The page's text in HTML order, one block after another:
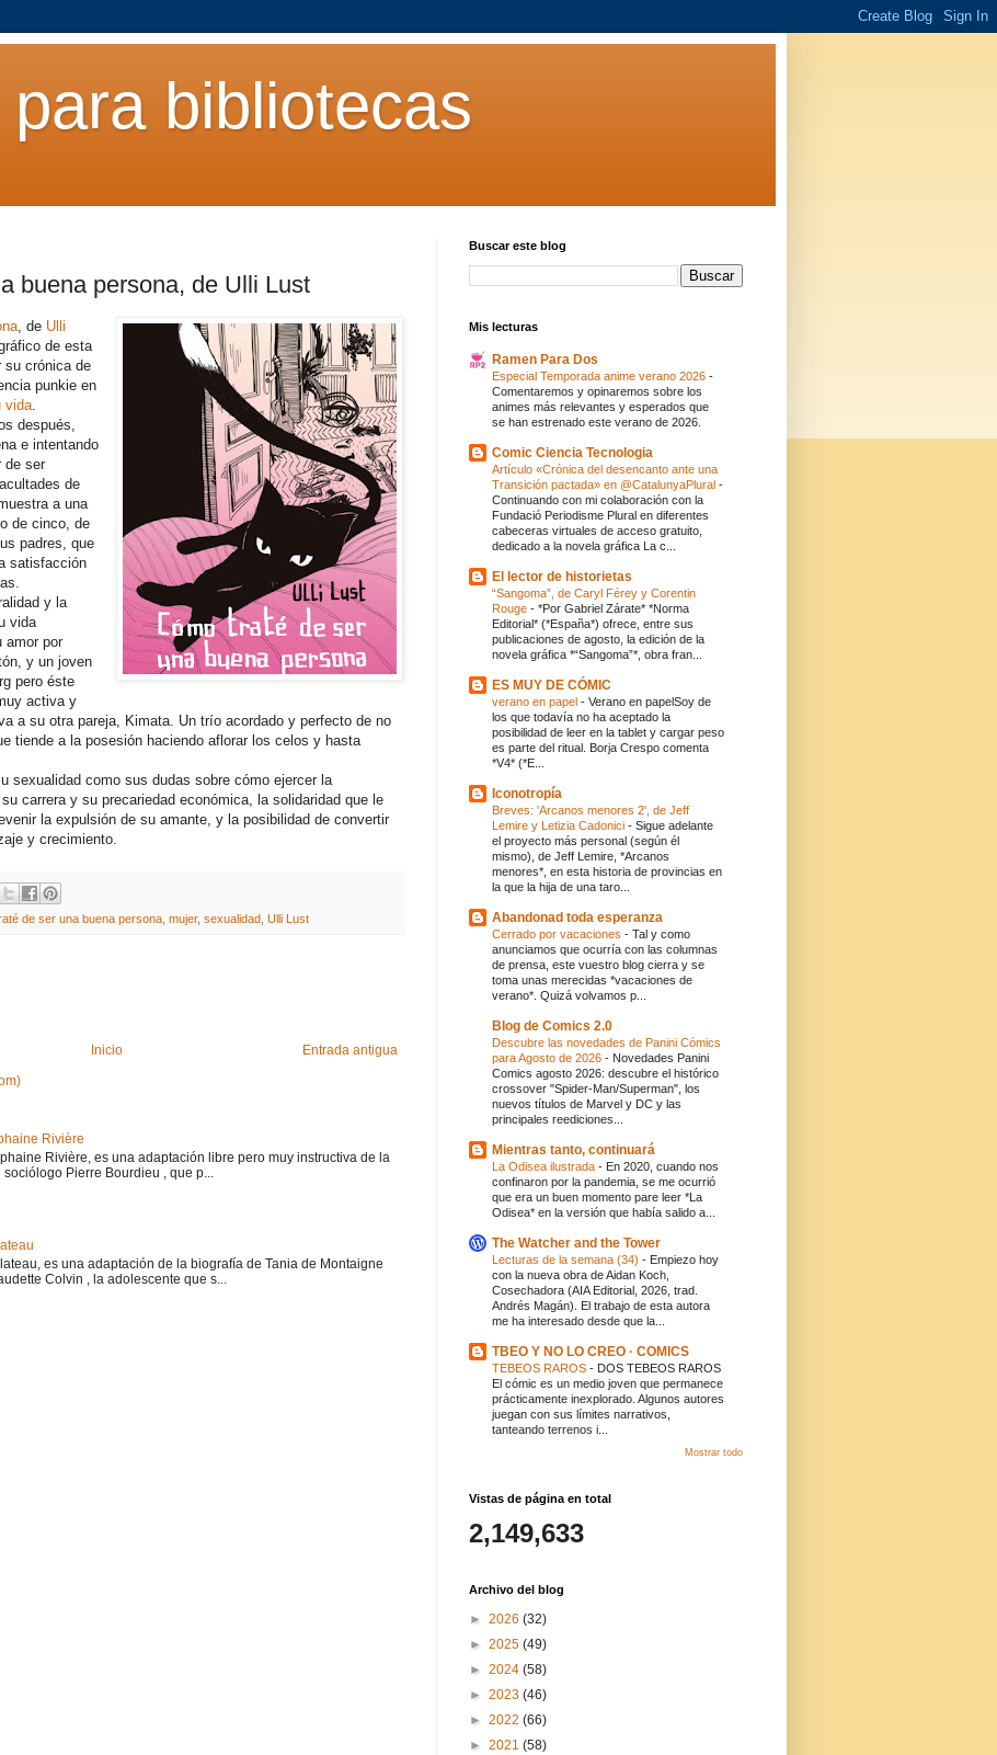
bibliotecas
buena persona, de Ulli Lust
, de Ulli
de esta
su crónica de
punkie en
vida
después,
e intentando
de ser
de
a una
de cinco, de
padres, que
satisfacción
y la
vida
amor por
y un joven
pero éste
activa y
a su otra pareja, Kimata. Un trío acordado y perfecto de no
tiende a la posesión haciendo aflorar los celos y hasta
sexualidad como sus dudas sobre cómo ejercer la
carrera y su precariedad económica, la solidaridad que le
la expulsión de su amante, y la posibilidad de convertir
y crecimiento.
de ser una buena persona mujer, sexualidad Ulli Lust
Entrada antigua
Inicio
Rivière
Rivière, es una adaptación libre pero muy instructiva de la
Pierre Bourdieu , que p...
es una adaptación de la biografía de Tania de Montaigne
Colvin , la adolescente que s...
Buscar este blog
Mis lecturas
Ramen Para Dos
Especial Temporada anime verano 2026 -
Comentaremos y opinaremos sobre los
animes más relevantes y esperados que
se han estrenado este verano de 2026.
Comic Ciencia Tecnologia
Artículo «Crónica del desencanto ante una
Transición pactada» en @CatalunyaPlural -
Continuando con mi colaboración con la
Fundació Periodisme Plural en diferentes
cabeceras virtuales de acceso gratuito,
dedicado a la novela gráfica La c...
El lector de historietas
“Sangoma”, de Caryl Férey y Corentin
Rouge - *Por Gabriel Zárate* *Norma
Editorial* (*España*) ofrece, entre sus
publicaciones de agosto, la edición de la
novela gráfica *“Sangoma”*, obra fran...
ES MUY DE CÓMIC
verano en papel - Verano en papelSoy de
los que todavía no ha aceptado la
posibilidad de leer en la tablet y cargar peso
es parte del ritual. Borja Crespo comenta
*V4* (*E...
Iconotropía
Breves: 'Arcanos menores 2', de Jeff
Lemire y Letizia Cadonici - Sigue adelante
el proyecto más personal (según él
mismo), de Jeff Lemire, *Arcanos
menores*, en esta historia de provincias en
la que la hija de una taro...
Abandonad toda esperanza
Cerrado por vacaciones - Tal y como
anunciamos que ocurría con las columnas
de prensa, este vuestro blog cierra y se
toma unas merecidas *vacaciones de
verano*. Quizá volvamos p...
Blog de Comics 2.0
Descubre las novedades de Panini Cómics
para Agosto de 2026 - Novedades Panini
Comics agosto 2026: descubre el histórico
crossover "Spider-Man/Superman", los
nuevos títulos de Marvel y DC y las
principales reediciones...
Mientras tanto, continuará
La Odisea ilustrada - En 2020, cuando nos
confinaron por la pandemia, se me ocurrió
que era un buen momento pare leer *La
Odisea* en la versión que había salido a...
The Watcher and the Tower
Lecturas de la semana (34) - Empiezo hoy
con la nueva obra de Aidan Koch,
Cosechadora (AIA Editorial, 2026, trad.
Andrés Magán). El trabajo de esta autora
me ha interesado desde que la...
TBEO Y NO LO CREO · COMICS
TEBEOS RAROS - DOS TEBEOS RAROS
El cómic es un medio joven que permanece
prácticamente inexplorado. Algunos autores
juegan con sus límites narrativos,
tanteando terrenos i...
Mostrar todo
Vistas de página en total
2,149,633
Archivo del blog
► 2026 (32)
► 2025 (49)
► 2024 (58)
► 2023 (46)
► 2022 (66)
► 2021 (58)